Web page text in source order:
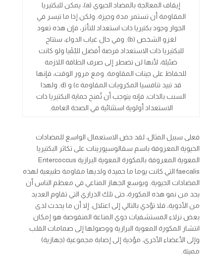
إيقاف المعالجة بالمضاد الحيوي (a)، يمكن للبكتيريا
المقاومة أن تستمر مدة وجيزة. ولكن إذا ما تيسر في
الجوار وجود بكتيريا ذات استعداد للتأثر، فإن هذه تعود
لغزو الشخص (b). وفي حال غياب الدواء، ستتاح
للبكتيريا ذات الاستعداد فرصة أفضل للبُقْيا ولو كانت
ضئيلة، لأنها لن تضطر إلى صرف الطاقة اللازمة
للحفاظ على جينات المقاومة. ومع مرور الوقت، فإنها
قد تبيد تنافسيا المكروبات المقاومة c) و (d. ولهذا
السبب بالذات، فإنه يتوجب أن تُمنح حماية البكتيريا ذات
الاستعداد أولوية استثنائية في الصحة العامة.
فعلى سبيل المثال، لقد حض الاستعمال الواسع للمضادات
الحيوية المعروفة باسم سفالوسپورينات على تكاثر البكتيريا
المعوية المعروفة بالمكورة المعوية البرازية Entercoccus
faecalisالتي كانت يوما ما حميدة ولديها مقاومة طبيعية لهذه
المضادات الحيوية. وبوسع الجهاز المناعي في معظم الناس أن
يحد من نمو هذه المكورة، حتى تلك الذراري التي تقاوم العديد
من الأدوية، فلا تؤدي بالتالي إلى اعتلال. إلا أن ما يحدث لدى
بعض نزلاء المستشفيات ذوي المناعة المنقوصة هو إمكان
انتشار المكورة المعوية البرازية ووصولها إلى صمامات القلب
وإلى الأعضاء الأخرى، مؤدية إلى إصابة مجموعية (جهازية)
مميتة.